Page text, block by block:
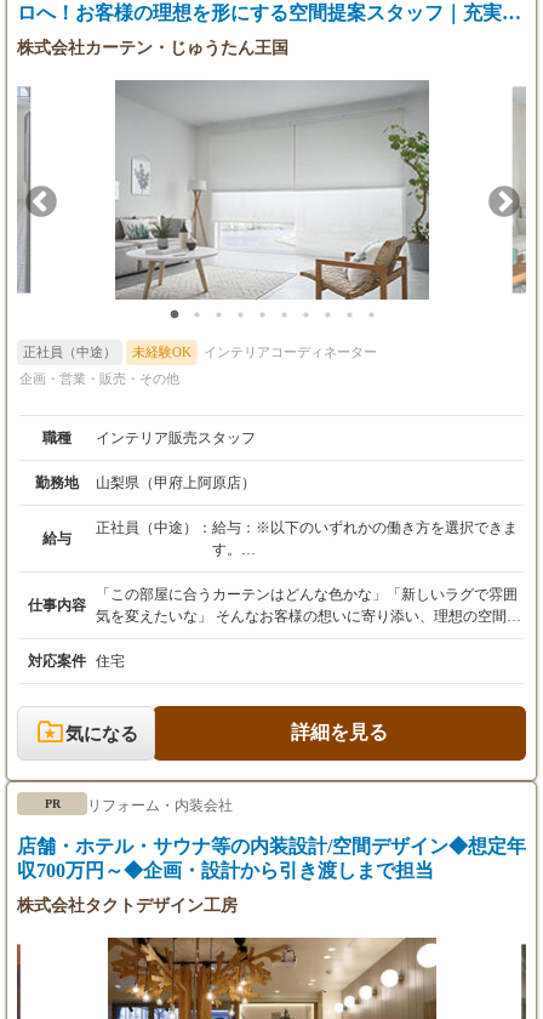
ロへ！お客様の理想を形にする空間提案スタッフ｜充実研
修で安心スタート
株式会社カーテン・じゅうたん王国
正社員（中途） 未経験OK
インテリアコーディネーター
企画・営業・販売・その他
職種 インテリア販売スタッフ
勤務地 山梨県（甲府上阿原店）
給与
正社員（中途）： 給与：※以下のいずれかの働き方を選択できま
す。
＜総合職A＞
月給270,000円～ ＋ 資格手当
※上記金額には固定残業代（月22時間分／40,00
※22時間を超える時間外労働分は追加で支給し
ます。
※転居を伴う転勤ができる方
※上記金額には固定残業代（月22時間分／36,00
0円）を含みます。
※22時間を超える時間外労働分は追加で支給し
ます。
※転居を伴う転勤が出来ない方
・昇給：年1回
仕事内容
「この部屋に合うカーテンはどんな色かな」「新しいラグで雰囲
気を変えたいな」 そんなお客様の想いに寄り添い、理想の空間づ
くりをお手伝いするのが私たちの仕事です。 あなたには、カーテ
ン・じゅうたんの専門店である当店で、接客・販売を軸とした店
舗運営業務全般をお任せします。 未経験の方でも、充実した研修
制度で商品知識からしっかり学べるのでご安心ください。 ほとん
どの先輩が未経験からのスタートです。 一日の始まりは、朝礼や
接客のロールプレイングから。 開店準備を終えたら、お客様をお
時には、新築やリフォームをされるお客様のお宅へ直接伺い、採
寸やご提案を行うことも。 自分のアイデアが形になり、お客様の
「ありがとう」に直接触れられる瞬間はこの仕事最大のやりがい
です。 接客以外にも、商品の発注や在庫管理、魅力的な売り場作
り、後輩スタッフの育成など、店舗マネジメントにも携わってい
ながらお店を創り上げていく面白さも実感できます。 マニュアル
はありますが、何より大切なのはあなたらしさ。 お客様一人ひと
りに向き合った「自分らしい接客」で、たくさんの笑顔を生み出
してください。
対応案件 住宅
気になる 詳細を見る
PR リフォーム・内装会社
店舗・ホテル・サウナ等の内装設計/空間デザイン◆想定年
収700万円～◆企画・設計から引き渡しまで担当
株式会社タクトデザイン工房